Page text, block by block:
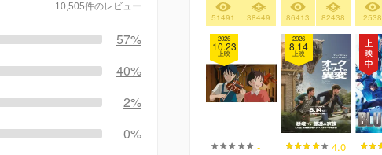
10,505件のレビュー
57%
40%
2%
0%
51491 38449 86413 82438 2538
2026
10.23
上映
-
2026
8.14
上映
4.0